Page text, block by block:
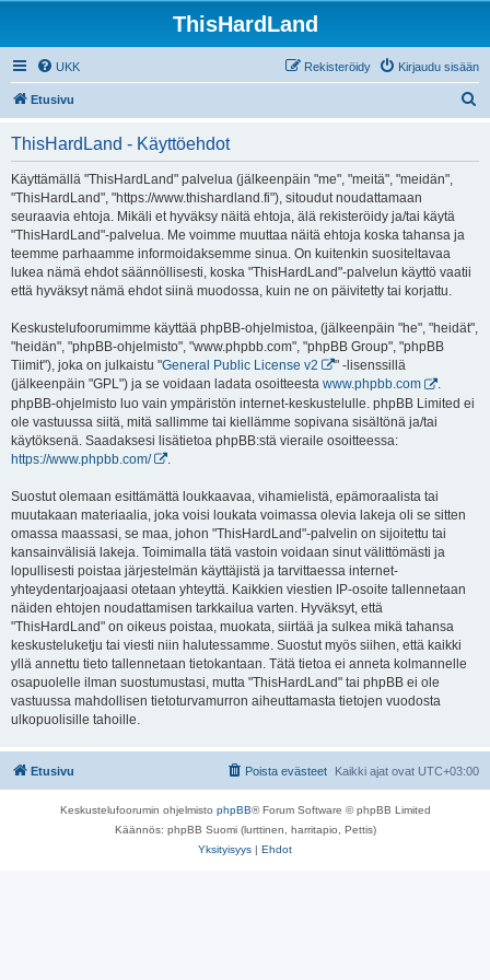
ThisHardLand
UKK Kirjaudu sisään
Rekisteröidy
Etusivu
ThisHardLand - Käyttöehdot
Käyttämällä "ThisHardLand" palvelua (jälkeenpäin "me", "meitä", "meidän",
"ThisHardLand", "https://www.thishardland.fi"), sitoudut noudattamaan
seuraavia ehtoja. Mikäli et hyväksy näitä ehtoja, älä rekisteröidy ja/tai käytä
"ThisHardLand"-palvelua. Me voimme muuttaa näitä ehtoja koska tahansa ja
teemme parhaamme informoidaksemme sinua. On kuitenkin suositeltavaa
lukea nämä ehdot säännöllisesti, koska "ThisHardLand"-palvelun käyttö vaatii
että hyväksyt nämä ehdot siinä muodossa, kuin ne on päivitetty tai korjattu.
Keskustelufoorumimme käyttää phpBB-ohjelmistoa, (jälkeenpäin "he", "heidät",
"heidän", "phpBB-ohjelmisto", "www.phpbb.com", "phpBB Group", "phpBB
Tiimit"), joka on julkaistu "General Public License v2
" -lisenssillä
(jälkeenpäin "GPL") ja se voidaan ladata osoitteesta www.phpbb.com
.
phpBB-ohjelmisto luo vain ympäristön internet-keskustelulle. phpBB Limited ei
ole vastuussa siitä, mitä sallimme tai kiellämme sopivana sisältönä ja/tai
käytöksenä. Saadaksesi lisätietoa phpBB:stä vieraile osoitteessa:
https://www.phpbb.com/
Suostut olemaan esittämättä loukkaavaa, vihamielistä, epämoraalista tai
muutakaan materiaalia, joka voisi loukata voimassa olevia lakeja oli se sitten
omassa maassasi, se maa, johon "ThisHardLand"-palvelin on sijoitettu tai
kansainvälisiä lakeja. Toimimalla tätä vastoin voidaan sinut välittömästi ja
lopullisesti poistaa järjestelmän käyttäjistä ja tarvittaessa internet-
yhteydentarjoajaasi otetaan yhteyttä. Kaikkien viestien IP-osoite tallennetaan
näiden ehtojen noudattamisen tarkkailua varten. Hyväksyt, että
"ThisHardLand" on oikeus poistaa, muokata, siirtää ja sulkea mikä tahansa
keskusteluketju tai viesti niin halutessamme. Suostut myös siihen, että kaikki
yllä annettu tieto tallennetaan tietokantaan. Tätä tietoa ei anneta kolmannelle
osapuolelle ilman suostumustasi, mutta "ThisHardLand" tai phpBB ei ole
vastuussa mahdollisen tietoturvamurron aiheuttamasta tietojen vuodosta
ulkopuolisille tahoille.
Etusivu Kaikki ajat ovat UTC+03:00
Poista evästeet
Keskustelufoorumin ohjelmisto phpBB® Forum Software © phpBB Limited
Käännös: phpBB Suomi (lurttinen, harritapio, Pettis)
Yksityisyys | Ehdot